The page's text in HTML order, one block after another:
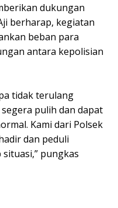
dukungan
berharap, kegiatan
beban para
antara kepolisian
tidak terulang
pulih dan dapat
Kami dari Polsek
dan peduli
pungkas